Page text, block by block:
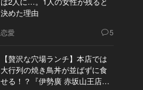
決めた理由
恋愛 5
【贅沢な穴場ランチ】本店では
大行列の焼き鳥丼が並ばずに食
せる！？『伊勢廣 赤坂山王店』